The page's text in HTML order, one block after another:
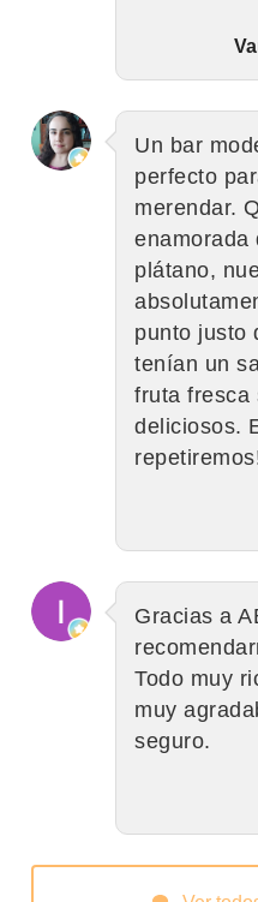
Un bar
perfecto
merendar.
enamorada
plátano,
punto justo
tenían un
fruta fresca
deliciosos.
Gracias a
Todo muy
muy
seguro.